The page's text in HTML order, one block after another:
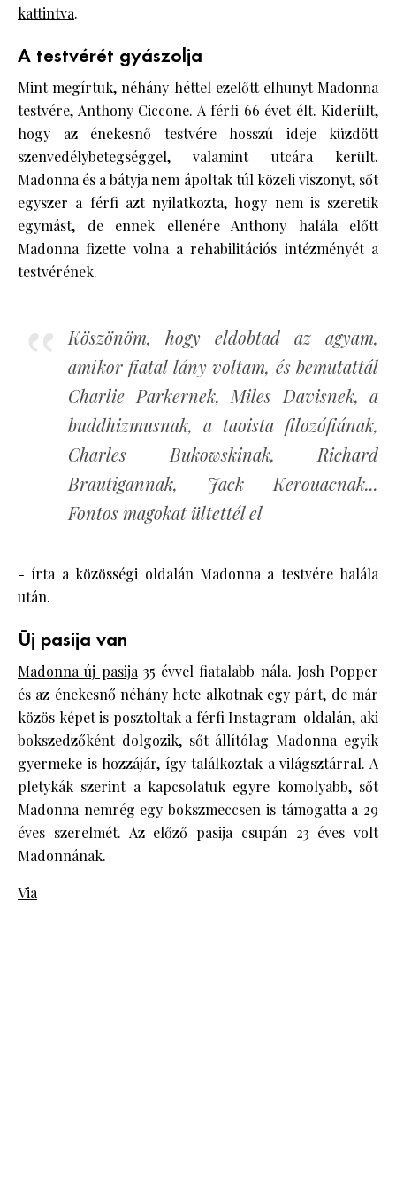
kattintva.
A testvérét gyászolja
Mint megírtuk, néhány héttel ezelőtt elhunyt Madonna
testvére, Anthony Ciccone. A férfi 66 évet élt. Kiderült,
hogy az énekesnő testvére hosszú ideje küzdött
szenvedélybetegséggel, valamint utcára került.
Madonna és a bátyja nem ápoltak túl közeli viszonyt, sőt
egyszer a férfi azt nyilatkozta, hogy nem is szeretik
egymást, de ennek ellenére Anthony halála előtt
Madonna fizette volna a rehabilitációs intézményét a
testvérének.
Köszönöm, hogy eldobtad az agyam,
amikor fiatal lány voltam, és bemutattál
Charlie Parkernek, Miles Davisnek, a
buddhizmusnak, a taoista filozófiának,
Charles Bukowskinak, Richard
Brautigannak, Jack Kerouacnak...
Fontos magokat ültettél el
- írta a közösségi oldalán Madonna a testvére halála
után.
Új pasija van
Madonna új pasija 35 évvel fiatalabb nála. Josh Popper
és az énekesnő néhány hete alkotnak egy párt, de már
közös képet is posztoltak a férfi Instagram-oldalán, aki
bokszedzőként dolgozik, sőt állítólag Madonna egyik
gyermeke is hozzájár, így találkoztak a világsztárral. A
pletykák szerint a kapcsolatuk egyre komolyabb, sőt
Madonna nemrég egy bokszmeccsen is támogatta a 29
éves szerelmét. Az előző pasija csupán 23 éves volt
Madonnának.
Via